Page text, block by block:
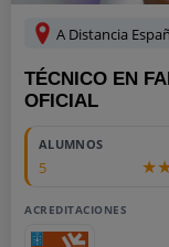
A Distancia
TÉCNICO EN
OFICIAL
ALUMNOS
5
ACREDITACIONES